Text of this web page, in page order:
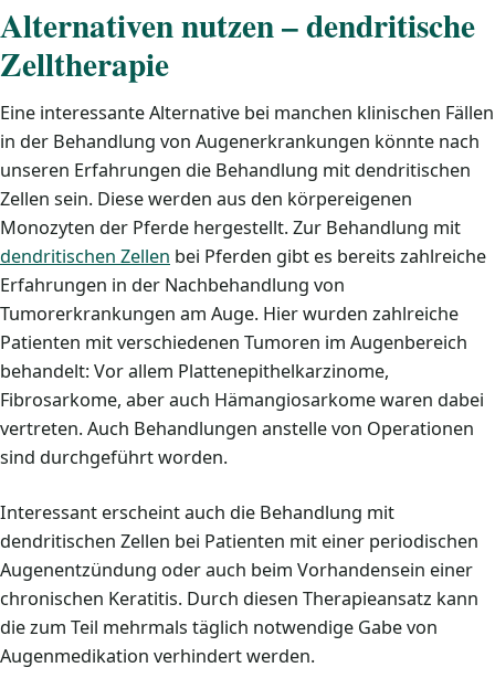
Alternativen nutzen – dendritische
Zelltherapie
Eine interessante Alternative bei manchen klinischen Fällen
in der Behandlung von Augenerkrankungen könnte nach
unseren Erfahrungen die Behandlung mit dendritischen
Zellen sein. Diese werden aus den körpereigenen
Monozyten der Pferde hergestellt. Zur Behandlung mit
dendritischen Zellen bei Pferden gibt es bereits zahlreiche
Erfahrungen in der Nachbehandlung von
Tumorerkrankungen am Auge. Hier wurden zahlreiche
Patienten mit verschiedenen Tumoren im Augenbereich
behandelt: Vor allem Plattenepithelkarzinome,
Fibrosarkome, aber auch Hämangiosarkome waren dabei
vertreten. Auch Behandlungen anstelle von Operationen
sind durchgeführt worden.
Interessant erscheint auch die Behandlung mit
dendritischen Zellen bei Patienten mit einer periodischen
Augenentzündung oder auch beim Vorhandensein einer
chronischen Keratitis. Durch diesen Therapieansatz kann
die zum Teil mehrmals täglich notwendige Gabe von
Augenmedikation verhindert werden.